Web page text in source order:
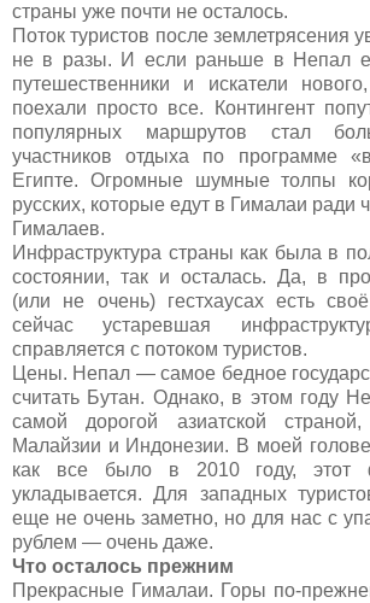
страны уже почти не осталось.
Поток туристов после землетрясения
не в разы. И если раньше в Непал
путешественники и искатели
поехали просто все. Контингент
популярных маршрутов стал
участников отдыха по программе
Египте. Огромные шумные толпы
русских, которые едут в Гималаи ради
Гималаев.
Инфраструктура страны как была в
состоянии, так и осталась. Да, в
(или не очень) гестхаусах есть
сейчас устаревшая
справляется с потоком туристов.
Цены. Непал — самое бедное
считать Бутан. Однако, в этом году
самой дорогой азиатской
Малайзии и Индонезии. В моей
как все было в 2010 году, этот
укладывается. Для западных
еще не очень заметно, но для нас с
рублем — очень даже.
Что осталось прежним
Прекрасные Гималаи. Горы по-